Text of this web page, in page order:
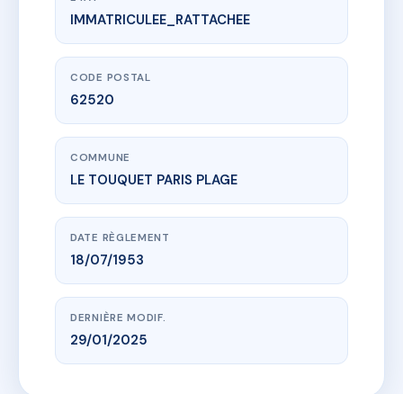
www.vme.plus/AE0518704
VILLA PANJO - MS180280
AVENUE DE DEAUVILLE
62520 LE TOUQUET PARIS PLAGE
IMMATRICULEE_RATTACHEE
CODE POSTAL
62520
COMMUNE
LE TOUQUET PARIS PLAGE
DATE RÈGLEMENT
18/07/1953
DERNIÈRE MODIF.
29/01/2025